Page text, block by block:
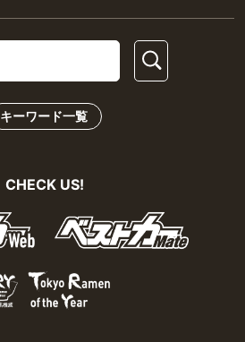
キーワード一覧
CHECK US!